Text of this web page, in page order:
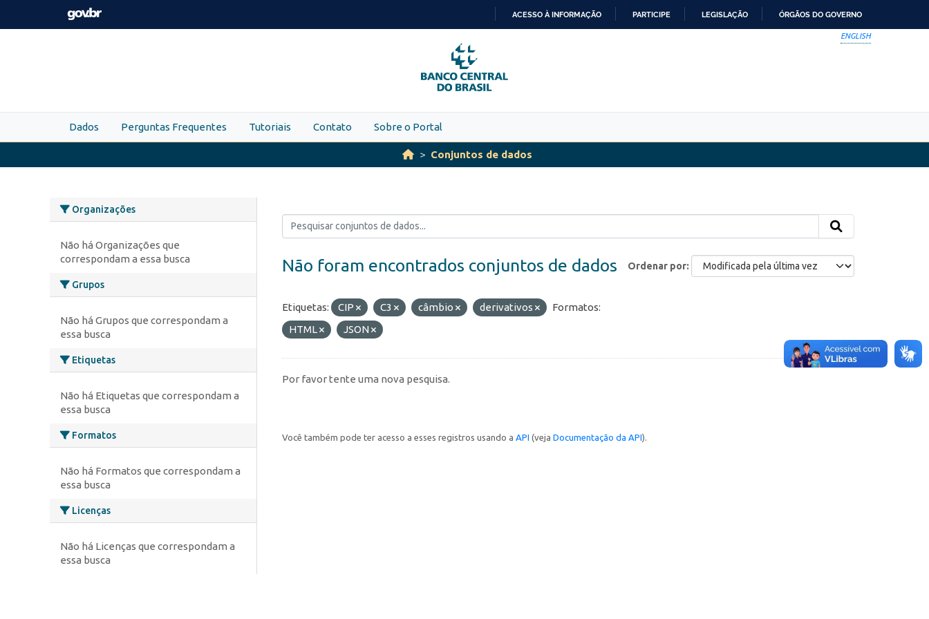
Skip to main content
PARA
O
CONTEÚDO
ACESSO À INFORMAÇÃO PARTICIPE LEGISLAÇÃO ÓRGÃOS DO GOVERNO
ENGLISH
Dados Perguntas Frequentes Tutoriais Contato Sobre o Portal
Conjuntos de dados
Organizações
Não há Organizações que
correspondam a essa busca
Grupos
Não há Grupos que correspondam a
essa busca
Etiquetas
Não há Etiquetas que correspondam a
essa busca
Formatos
Não há Formatos que correspondam a
essa busca
Licenças
Não há Licenças que correspondam a
essa busca
Ordenar por
Não foram encontrados conjuntos de dados
Etiquetas: CIP C3 câmbio derivativos
Formatos:
HTML
JSON
Por favor tente uma nova pesquisa.
Você também pode ter acesso a esses registros usando a API (veja Documentação da API).